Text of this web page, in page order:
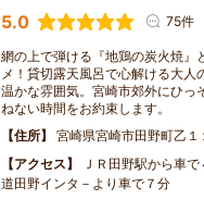
5.0 75件
網の上で弾ける『地鶏の炭火焼』
メ！貸切露天風呂で心解ける大人
温かな雰囲気。宮崎市郊外にひっ
ねない時間をお約束します。
住所
宮崎県宮崎市田野町乙１
アクセス
ＪＲ田野駅から車
道田野インタ－より車で７分